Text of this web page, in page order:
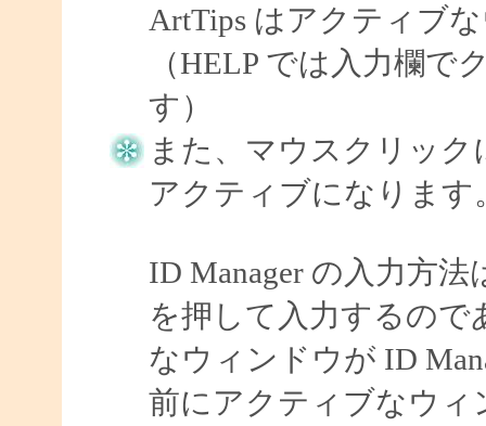
ArtTips はアクティブ
（HELP では入力欄
す）
また、マウスクリッ
アクティブになります
ID Manager の入力方
を押して入力するの
なウィンドウが ID
前にアクティブなウ